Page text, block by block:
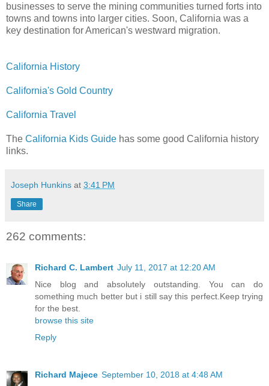
businesses to serve the mining communities turned forts into
towns and towns into larger cities. Soon, California was a
key destination for American's westward migration.
California History
California's Gold Country
California Travel
The California Kids Guide has some good California history
links.
Joseph Hunkins at 3:41 PM
Share
262 comments:
Richard C. Lambert July 11, 2017 at 12:20 AM
Nice blog and absolutely outstanding. You can do
something much better but i still say this perfect.Keep trying
for the best.
browse this site
Reply
Richard Majece September 10, 2018 at 4:48 AM